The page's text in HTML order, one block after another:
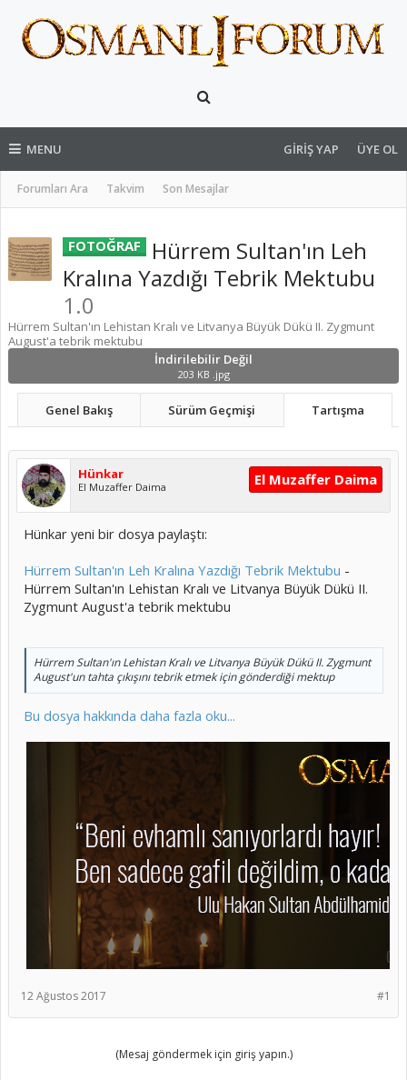
MENU
Forumları Ara Takvim Son Mesajlar
GIRIŞ YAP ÜYE OL
İndirilebilir Değil
203 KB .jpg
FOTOĞRAF
Hürrem Sultan'ın Leh
Kralına Yazdığı Tebrik Mektubu
1.0
Hürrem Sultan'ın Lehistan Kralı ve Litvanya Büyük Dükü II. Zygmunt
August'a tebrik mektubu
Genel Bakış Sürüm Geçmişi Tartışma
Hünkar
El Muzaffer Daima El Muzaffer Daima
Hünkar yeni bir dosya paylaştı:
Hürrem Sultan'ın Leh Kralına Yazdığı Tebrik Mektubu -
Hürrem Sultan'ın Lehistan Kralı ve Litvanya Büyük Dükü II.
Zygmunt August'a tebrik mektubu
Hürrem Sultan'ın Lehistan Kralı ve Litvanya Büyük Dükü II. Zygmunt
August'un tahta çıkışını tebrik etmek için gönderdiği mektup
Bu dosya hakkında daha fazla oku...
#1
12 Ağustos 2017
(Mesaj göndermek için giriş yapın.)